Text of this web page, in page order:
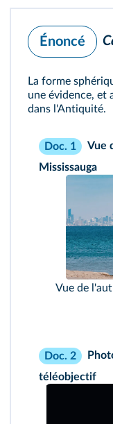
Énoncé
La forme
une évidence, et
dans l'Antiquité.
Doc. 1
Vue
Mississauga
Vue de
Doc. 2
téléobjectif